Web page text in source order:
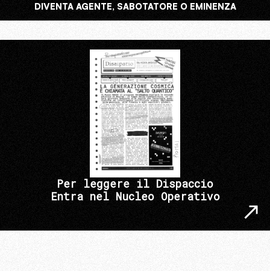
DIVENTA AGENTE, SABOTATORE O EMINENZA
Per leggere il Dispaccio
Entra nel Nucleo Operativo